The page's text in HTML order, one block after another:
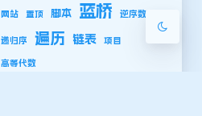
网站 置顶 脚本 蓝桥 逆序数
递归序 遍历 链表 项目
高等代数